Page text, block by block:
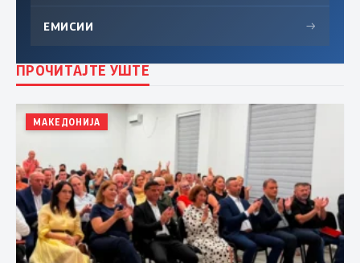
ЕМИСИИ →
ПРОЧИТАЈТЕ УШТЕ
МАКЕДОНИЈА